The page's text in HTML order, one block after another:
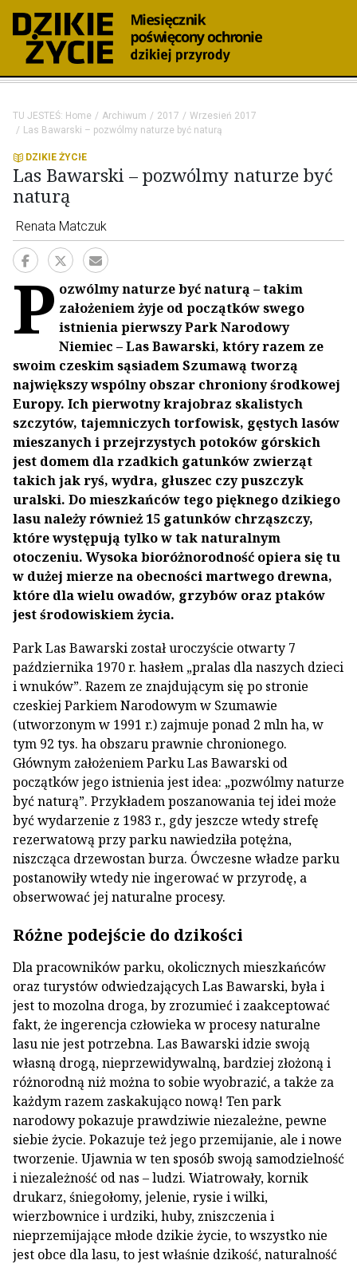
TU JESTEŚ: Home Archiwum 2017
Wrzesień 2017
Las Bawarski – pozwólmy naturze być naturą
DZIKIE ŻYCIE
Las Bawarski – pozwólmy naturze być
naturą
Renata Matczuk
P ozwólmy naturze być naturą – takim
założeniem żyje od początków swego
istnienia pierwszy Park Narodowy
Niemiec – Las Bawarski, który razem ze
swoim czeskim sąsiadem Szumawą tworzą
największy wspólny obszar chroniony środkowej
Europy. Ich pierwotny krajobraz skalistych
szczytów, tajemniczych torfowisk, gęstych lasów
mieszanych i przejrzystych potoków górskich
jest domem dla rzadkich gatunków zwierząt
takich jak ryś, wydra, głuszec czy puszczyk
uralski. Do mieszkańców tego pięknego dzikiego
lasu należy również 15 gatunków chrząszczy,
które występują tylko w tak naturalnym
otoczeniu. Wysoka bioróżnorodność opiera się tu
w dużej mierze na obecności martwego drewna,
które dla wielu owadów, grzybów oraz ptaków
jest środowiskiem życia.
Park Las Bawarski został uroczyście otwarty 7
października 1970 r. hasłem „pralas dla naszych dzieci
i wnuków”. Razem ze znajdującym się po stronie
czeskiej Parkiem Narodowym w Szumawie
(utworzonym w 1991 r.) zajmuje ponad 2 mln ha, w
tym 92 tys. ha obszaru prawnie chronionego.
Głównym założeniem Parku Las Bawarski od
początków jego istnienia jest idea: „pozwólmy naturze
być naturą”. Przykładem poszanowania tej idei może
być wydarzenie z 1983 r., gdy jeszcze wtedy strefę
rezerwatową przy parku nawiedziła potężna,
niszcząca drzewostan burza. Ówczesne władze parku
postanowiły wtedy nie ingerować w przyrodę, a
obserwować jej naturalne procesy.
Różne podejście do dzikości
Dla pracowników parku, okolicznych mieszkańców
oraz turystów odwiedzających Las Bawarski, była i
jest to mozolna droga, by zrozumieć i zaakceptować
fakt, że ingerencja człowieka w procesy naturalne
lasu nie jest potrzebna. Las Bawarski idzie swoją
własną drogą, nieprzewidywalną, bardziej złożoną i
różnorodną niż można to sobie wyobrazić, a także za
każdym razem zaskakująco nową! Ten park
narodowy pokazuje prawdziwie niezależne, pewne
siebie życie. Pokazuje też jego przemijanie, ale i nowe
tworzenie. Ujawnia w ten sposób swoją samodzielność
i niezależność od nas – ludzi. Wiatrowały, kornik
drukarz, śniegołomy, jelenie, rysie i wilki,
wierzbownice i urdziki, huby, zniszczenia i
nieprzemijające młode dzikie życie, to wszystko nie
jest obce dla lasu, to jest właśnie dzikość, naturalność